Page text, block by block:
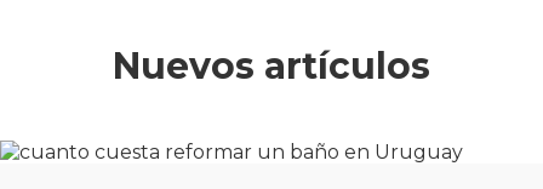
Nuevos artículos